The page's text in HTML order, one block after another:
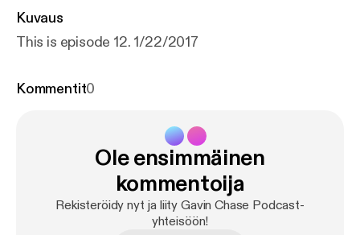
Kuvaus
This is episode 12. 1/22/2017
Kommentit0
Ole ensimmäinen
kommentoija
Rekisteröidy nyt ja liity Gavin Chase Podcast-
yhteisöön!